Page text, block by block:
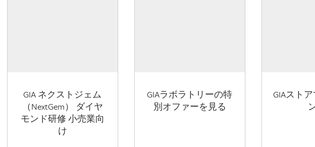
GIA ネクストジェム
（NextGem） ダイヤ
モンド研修 小売業向
け
GIAラボラトリーの特
別オファーを見る
GIAスト